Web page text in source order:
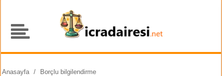
Anasayfa / Borçlu bilgilendirme